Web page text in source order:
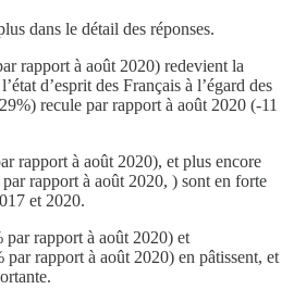
dans le détail des réponses.
rapport à août 2020) redevient la
d’esprit des Français à l’égard des
recule par rapport à août 2020 (-11
rapport à août 2020), et plus encore
rapport à août 2020, ) sont en forte
et 2020.
par rapport à août 2020) et
par rapport à août 2020) en pâtissent, et